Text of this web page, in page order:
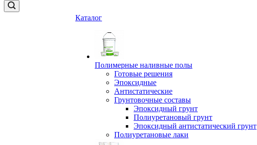
Каталог
Полимерные наливные полы
Готовые решения
Эпоксидные
Антистатические
Грунтовочные составы
Эпоксидный грунт
Полиуретановый грунт
Эпоксидный антистатический грунт
Полиуретановые лаки